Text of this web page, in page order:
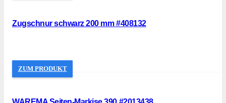
Zugschnur schwarz 200 mm #408132
ZUM PRODUKT